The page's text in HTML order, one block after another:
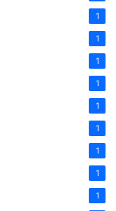
1
1
1
1
1
1
1
1
1